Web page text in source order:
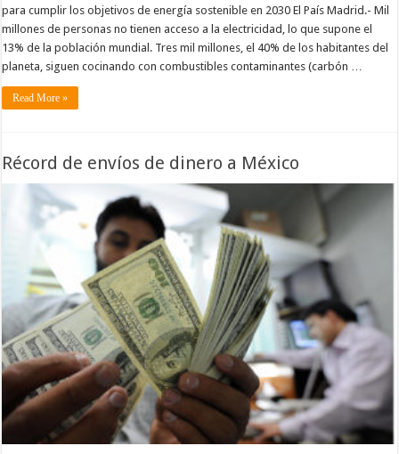
para cumplir los objetivos de energía sostenible en 2030 El País Madrid.- Mil
millones de personas no tienen acceso a la electricidad, lo que supone el
13% de la población mundial. Tres mil millones, el 40% de los habitantes del
planeta, siguen cocinando con combustibles contaminantes (carbón …
Read More »
Récord de envíos de dinero a México